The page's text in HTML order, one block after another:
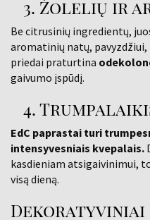
3. Žolelių ir
Be citrusinių ingredientų,
aromatinių natų, pavyzdžiui,
priedai praturtina
gaivumo įspūdį.
4.
EdC paprastai turi
intensyvesniais kvepalais.
kasdieniam atsigaivinimui,
visą dieną.